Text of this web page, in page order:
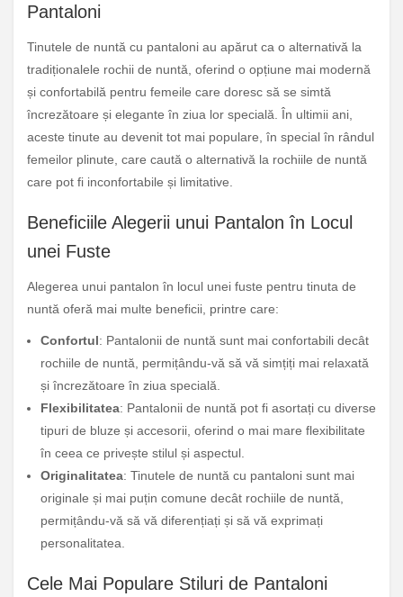
Pantaloni
Tinutele de nuntă cu pantaloni au apărut ca o alternativă la
tradiționalele rochii de nuntă, oferind o opțiune mai modernă
și confortabilă pentru femeile care doresc să se simtă
încrezătoare și elegante în ziua lor specială. În ultimii ani,
aceste tinute au devenit tot mai populare, în special în rândul
femeilor plinute, care caută o alternativă la rochiile de nuntă
care pot fi inconfortabile și limitative.
Beneficiile Alegerii unui Pantalon în Locul
unei Fuste
Alegerea unui pantalon în locul unei fuste pentru tinuta de
nuntă oferă mai multe beneficii, printre care:
Confortul: Pantalonii de nuntă sunt mai confortabili decât
rochiile de nuntă, permițându-vă să vă simțiți mai relaxată
și încrezătoare în ziua specială.
Flexibilitatea: Pantalonii de nuntă pot fi asortați cu diverse
tipuri de bluze și accesorii, oferind o mai mare flexibilitate
în ceea ce privește stilul și aspectul.
Originalitatea: Tinutele de nuntă cu pantaloni sunt mai
originale și mai puțin comune decât rochiile de nuntă,
permițându-vă să vă diferențiați și să vă exprimați
personalitatea.
Cele Mai Populare Stiluri de Pantaloni